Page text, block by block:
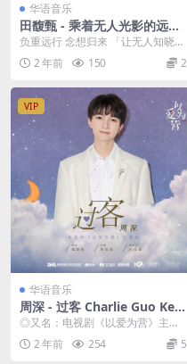
华语音乐
田馥甄 - 乘着无人光影的远行
2023 最新单曲 [24bit/48kH
z] [Hi-Res Flac 78.9MB]
负重远行 念想归来 「让无人知晓的
悬日落下，乘著无人光影远行去」
过去，谢谢一路...
2 年前 150 2
VIP
华语音乐
周深 - 过客 Charlie Guo Ke 2
023 [24bit/192kHz] [Hi-Res
Flac 282MB]
◎又名：电视剧《以爱为营》主题
曲 ◎表演者：周深 ◎流派：原声
◎专辑类型：单曲...
2 年前 254 5